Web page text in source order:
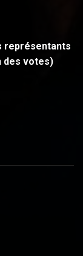
représentants
des votes)